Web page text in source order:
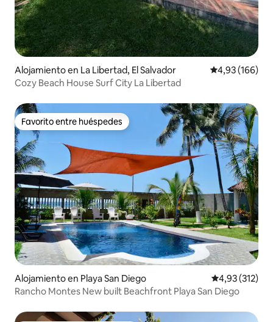
Alojamiento en La Libertad, El Salvador Calificación
4,93 (166)
Cozy Beach House Surf City La Libertad
Favorito entre huéspedes
Favorito entre huéspedes
Alojamiento en Playa San Diego Calificación
4,93 (312)
Rancho Montes New built Beachfront Playa San Diego